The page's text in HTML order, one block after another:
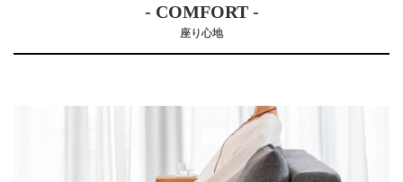
- COMFORT -
座り心地